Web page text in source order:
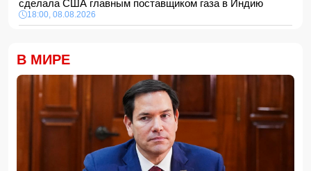
сделала США главным поставщиком газа в Индию
18:00, 08.08.2026
16:48, 08.08.2026
Турция ограничивает проход коммерческих судов в
Черное море
16:28, 08.08.2026
Каковы основные признаки гормональных нарушений?-
МЧС Азербайджана выступило с экстренным
В МИРЕ